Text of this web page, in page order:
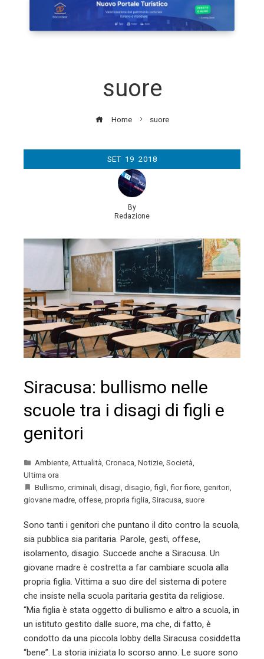
suore
Home suore
SET 19 2018
By
Redazione
Siracusa: bullismo nelle
scuole tra i disagi di figli e
genitori
Ambiente, Attualità, Cronaca, Notizie, Società,
Ultima ora
Bullismo, criminali, disagi, disagio, figli, fior fiore, genitori,
giovane madre, offese, propria figlia, Siracusa, suore
Sono tanti i genitori che puntano il dito contro la scuola,
sia pubblica sia paritaria. Parole, gesti, offese,
isolamento, disagio. Succede anche a Siracusa. Un
giovane madre è costretta a far cambiare scuola alla
propria figlia. Vittima a suo dire del sistema di potere
che insiste nella scuola paritaria gestita da religiose.
“Mia figlia è stata oggetto di bullismo e altro a scuola, in
un istituto gestito dalle suore, ma che, di fatto, è
condotto da una piccola lobby della Siracusa cosiddetta
“bene”. La storia iniziata lo scorso anno. Le suore sono